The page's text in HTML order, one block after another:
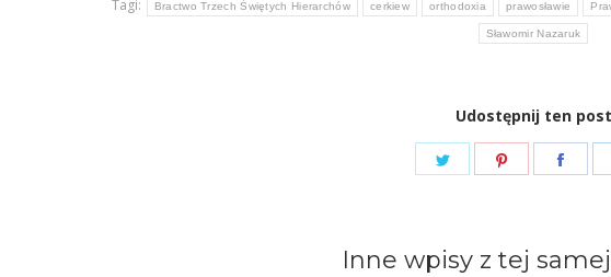
Tagi: Bractwo Trzech Świętych Hierarchów cerkiew orthodoxia prawosławie
Sławomir Nazaruk
Udostępnij ten post
Share
Share
Inne wpisy z tej